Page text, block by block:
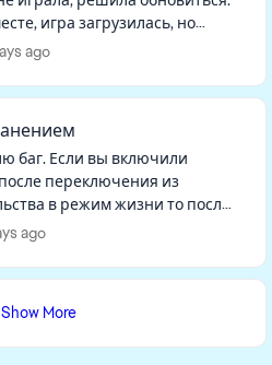
игра загрузилась, но
экране не оказалось. При
ago
баг. Если вы включили
переключения из
в режим жизни то после
строительства все
ago
Show More